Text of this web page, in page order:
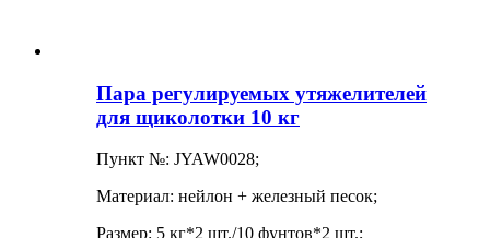
Пара регулируемых утяжелителей
для щиколотки 10 кг
Пункт №: JYAW0028;
Материал: нейлон + железный песок;
Размер: 5 кг*2 шт./10 фунтов*2 шт.;